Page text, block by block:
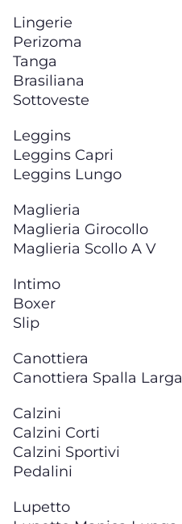
Lingerie
Perizoma
Tanga
Brasiliana
Sottoveste
Leggins
Leggins Capri
Leggins Lungo
Maglieria
Maglieria Girocollo
Maglieria Scollo A V
Intimo
Boxer
Slip
Canottiera
Canottiera Spalla Larga
Calzini
Calzini Corti
Calzini Sportivi
Pedalini
Lupetto